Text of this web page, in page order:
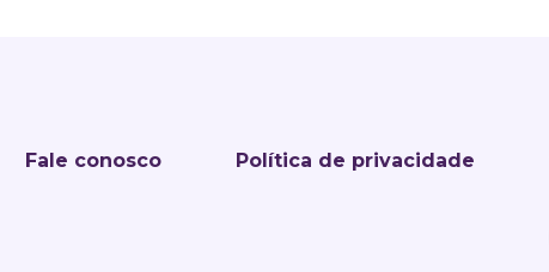
Fale conosco Política de privacidade